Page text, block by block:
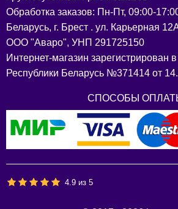
Обработка заказов: Пн-Пт, 09:00-
Беларусь, г. Брест . ул. Карьерная
ООО "Аваро", УНП 291725150
Интернет-магазин зарегистрирован
Республики Беларусь №371414 от
СПОСОБЫ
4.9 из5